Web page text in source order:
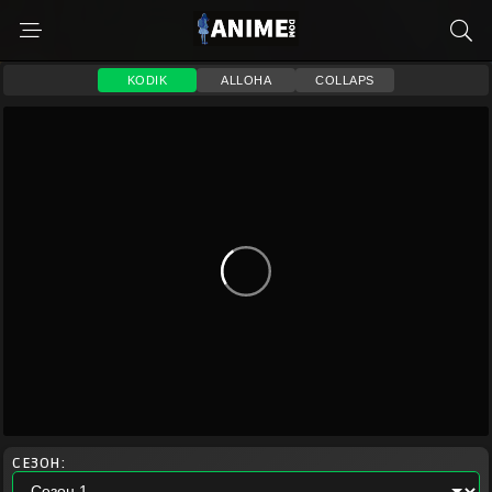
KODIK ALLOHA COLLAPS
СЕЗОН: